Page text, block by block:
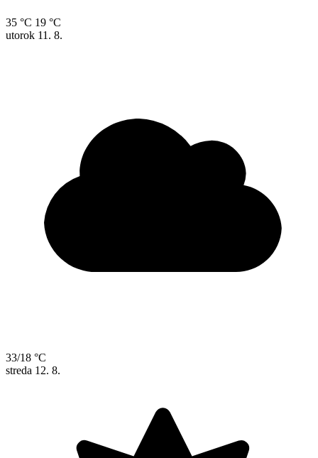
35 °C 19 °C
utorok 11. 8.
33/18 °C
streda 12. 8.